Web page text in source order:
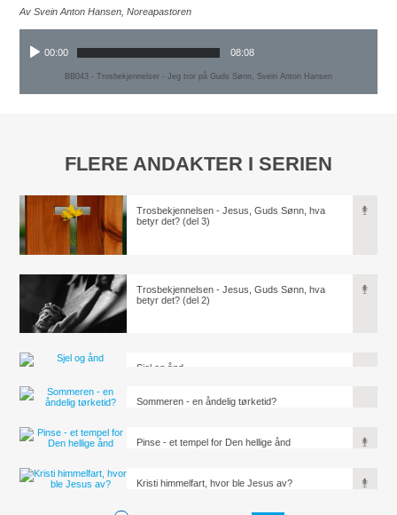
Av Svein Anton Hansen, Noreapastoren
00:00 08:08
BB043 - Trosbekjennelser - Jeg tror på Guds Sønn, Svein Anton Hansen
FLERE ANDAKTER I SERIEN
Trosbekjennelsen - Jesus, Guds Sønn, hva
betyr det? (del 3)
Trosbekjennelsen - Jesus, Guds Sønn, hva
betyr det? (del 2)
Sjel og ånd
Sommeren - en åndelig tørketid?
Pinse - et tempel for Den hellige ånd
Kristi himmelfart, hvor ble Jesus av?